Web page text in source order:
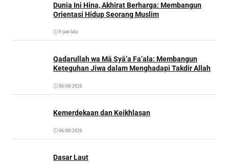
Dunia Ini Hina, Akhirat Berharga: Membangun
Orientasi Hidup Seorang Muslim
9 jam lalu
Qadarullah wa Mā Syā’a Fa’ala: Membangun
Keteguhan Jiwa dalam Menghadapi Takdir Allah
06/08/2026
Kemerdekaan dan Keikhlasan
06/08/2026
Dasar Laut